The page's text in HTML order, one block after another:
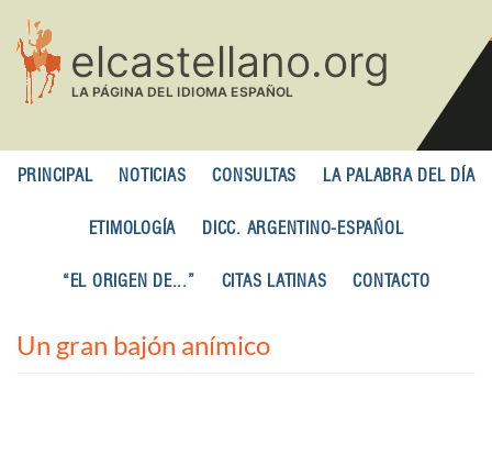
contenido
principal
PRINCIPAL NOTICIAS CONSULTAS LA PALABRA DEL DÍA
ETIMOLOGÍA DICC. ARGENTINO-ESPAÑOL
“EL ORIGEN DE...” CITAS LATINAS CONTACTO
Un gran bajón anímico